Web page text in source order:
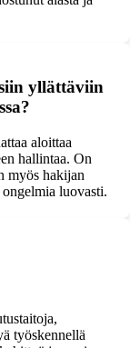
yllättäviin
aloittaa
hallintaa. On
myös hakijan
luovasti.
työskennellä